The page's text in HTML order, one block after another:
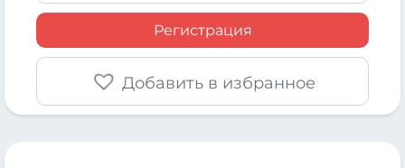
Регистрация
Добавить в избранное